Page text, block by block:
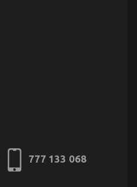
777 133 068